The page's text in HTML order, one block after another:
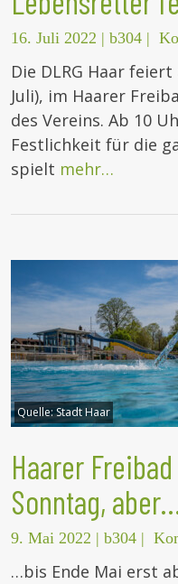
16. Juli 2022 | b304 |
Die DLRG Haar
Juli), im Haarer
des Vereins. Ab 10
Festlichkeit für die
spielt mehr…
Quelle:Stadt Haar
Haarer
Sonntag,
9. Mai 2022 | b304 |
…bis Ende Mai erst